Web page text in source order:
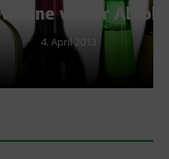
Alkohol